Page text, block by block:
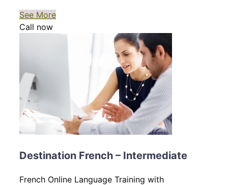
See More
Call now
Destination French – Intermediate
French Online Language Training with